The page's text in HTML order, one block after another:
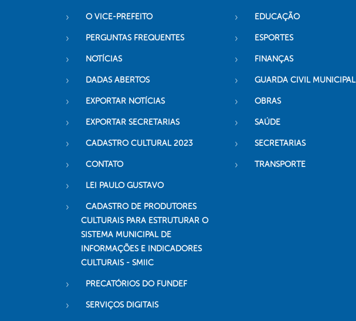
O VICE-PREFEITO
PERGUNTAS FREQUENTES
NOTÍCIAS
DADAS ABERTOS
EXPORTAR NOTÍCIAS
EXPORTAR SECRETARIAS
CADASTRO CULTURAL 2023
CONTATO
LEI PAULO GUSTAVO
CADASTRO DE PRODUTORES
CULTURAIS PARA ESTRUTURAR O
SISTEMA MUNICIPAL DE
INFORMAÇÕES E INDICADORES
CULTURAIS - SMIIC
PRECATÓRIOS DO FUNDEF
SERVIÇOS DIGITAIS
EDUCAÇÃO
ESPORTES
FINANÇAS
GUARDA CIVIL MUNICIPAL
OBRAS
SAÚDE
SECRETARIAS
TRANSPORTE